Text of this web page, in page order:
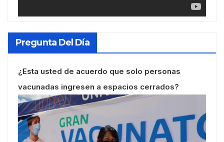
Pregunta Del Día
¿Esta usted de acuerdo que solo personas
vacunadas ingresen a espacios cerrados?